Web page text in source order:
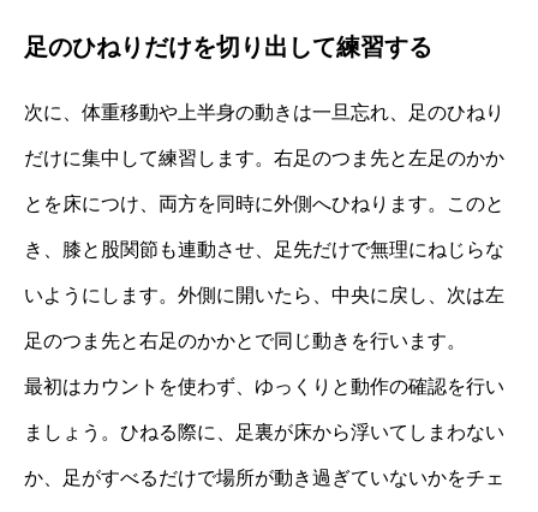
足のひねりだけを切り出して練習する
次に、体重移動や上半身の動きは一旦忘れ、足のひねり
だけに集中して練習します。右足のつま先と左足のかか
とを床につけ、両方を同時に外側へひねります。このと
き、膝と股関節も連動させ、足先だけで無理にねじらな
いようにします。外側に開いたら、中央に戻し、次は左
足のつま先と右足のかかとで同じ動きを行います。
最初はカウントを使わず、ゆっくりと動作の確認を行い
ましょう。ひねる際に、足裏が床から浮いてしまわない
か、足がすべるだけで場所が動き過ぎていないかをチェ